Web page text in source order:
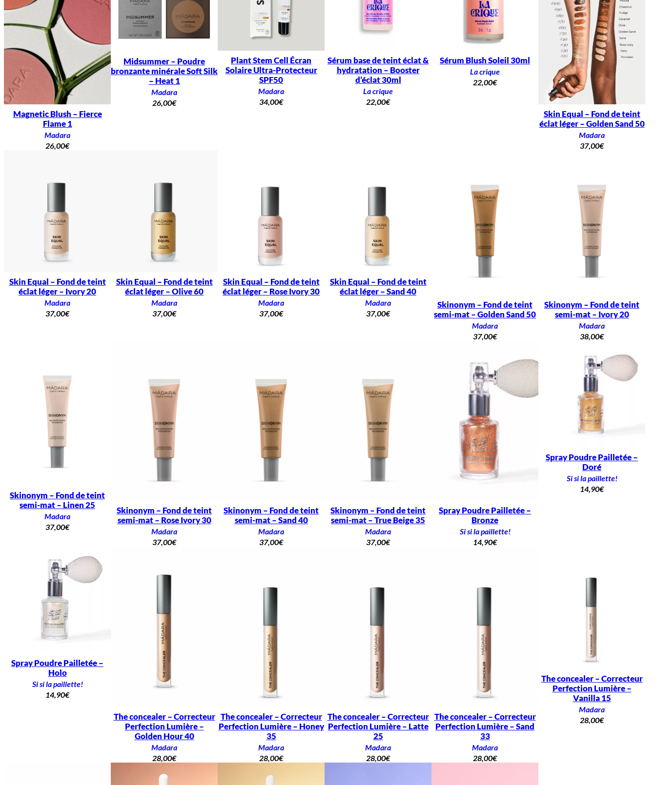
Magnetic Blush – Fierce
Flame 1
Madara
26,00€
Midsummer – Poudre
bronzante minérale Soft Silk
– Heat 1
Madara
26,00€
Plant Stem Cell Écran
Solaire Ultra-Protecteur
SPF50
Madara
34,00€
Sérum base de teint éclat &
hydratation – Booster
d’éclat 30ml
La crique
22,00€
Sérum Blush Soleil 30ml
La crique
22,00€
Skin Equal – Fond de teint
éclat léger – Golden Sand 50
Madara
37,00€
Skin Equal – Fond de teint
éclat léger – Ivory 20
Madara
37,00€
Skin Equal – Fond de teint
éclat léger – Olive 60
Madara
37,00€
Skin Equal – Fond de teint
éclat léger – Rose Ivory 30
Madara
37,00€
Skin Equal – Fond de teint
éclat léger – Sand 40
Madara
37,00€
Skinonym – Fond de teint
semi-mat – Golden Sand 50
Madara
37,00€
Skinonym – Fond de teint
semi-mat – Ivory 20
Madara
38,00€
Skinonym – Fond de teint
semi-mat – Linen 25
Madara
37,00€
Skinonym – Fond de teint
semi-mat – Rose Ivory 30
Madara
37,00€
Skinonym – Fond de teint
semi-mat – Sand 40
Madara
37,00€
Skinonym – Fond de teint
semi-mat – True Beige 35
Madara
37,00€
Spray Poudre Pailletée –
Bronze
Si si la paillette!
14,90€
Spray Poudre Pailletée –
Doré
Si si la paillette!
14,90€
Spray Poudre Pailletée –
Holo
Si si la paillette!
14,90€
The concealer – Correcteur
Perfection Lumière –
Golden Hour 40
Madara
28,00€
The concealer – Correcteur
Perfection Lumière – Honey
35
Madara
28,00€
The concealer – Correcteur
Perfection Lumière – Latte
25
Madara
28,00€
The concealer – Correcteur
Perfection Lumière – Sand
33
Madara
28,00€
The concealer – Correcteur
Perfection Lumière –
Vanilla 15
Madara
28,00€